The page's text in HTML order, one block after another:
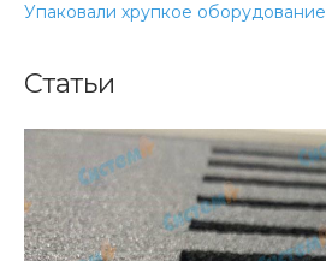
Упаковали хрупкое оборудование
Статьи